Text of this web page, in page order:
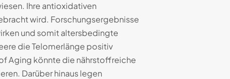
Ihre antioxidativen
wird. Forschungsergebnisse
und somit altersbedingte
die Telomerlänge positiv
Aging könnte die nährstoffreiche
Darüber hinaus legen